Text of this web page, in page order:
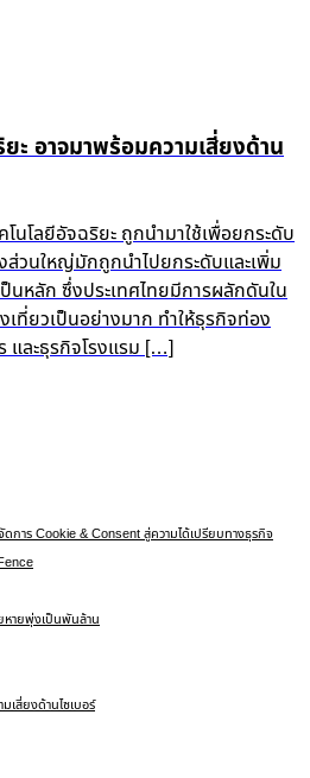
ะ อาจมาพร้อมความเสี่ยงด้าน
นโลยีอัจฉริยะ ถูกนำมาใช้เพื่อยกระดับ
วนใหญ่มักถูกนำไปยกระดับและเพิ่ม
นหลัก ซึ่งประเทศไทยมีการผลักดันใน
เที่ยวเป็นอย่างมาก ทำให้ธุรกิจท่อง
และธุรกิจโรงแรม […]
การ Cookie & Consent สู่ความได้เปรียบทางธุรกิจ
ายพุ่งเป็นพันล้าน
เสี่ยงด้านไซเบอร์